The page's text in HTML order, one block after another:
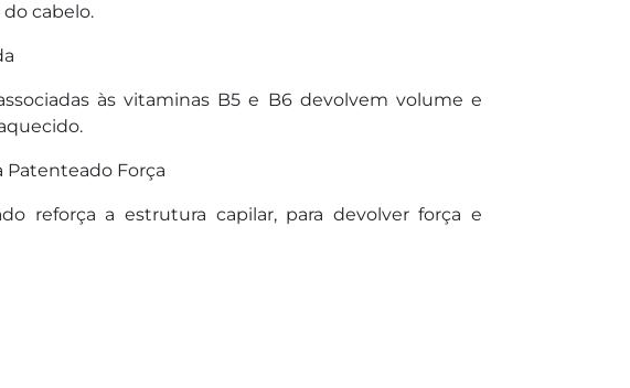
cabelo.
às vitaminas B5 e B6 devolvem volume e
Patenteado Força
reforça a estrutura capilar, para devolver força e